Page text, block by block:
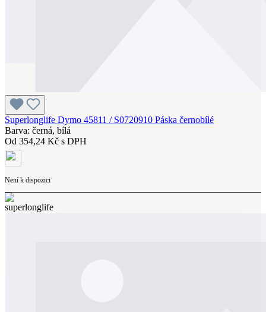
Superlonglife Dymo 45811 / S0720910 Páska černobílé
Barva: černá, bílá
Od 354,24 Kč s DPH
Není k dispozici